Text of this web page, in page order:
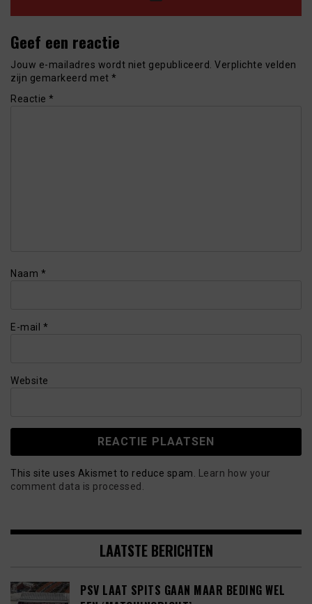
Geef een reactie
Jouw e-mailadres wordt niet gepubliceerd. Verplichte velden
zijn gemarkeerd met *
Reactie *
Naam *
E-mail *
Website
This site uses Akismet to reduce spam. Learn how your
comment data is processed.
LAATSTE BERICHTEN
PSV LAAT SPITS GAAN MAAR BEDING WEL